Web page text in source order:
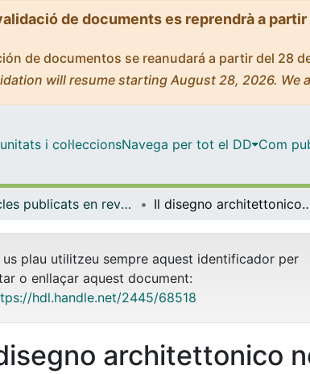
de documents es reprendrà a
de documentos se reanudará a partir del 28
will resume starting August 28, 2026. We
i col·leccionsNavega per tot el DD Com
Articles publicats en revistes (Història de l'Art) Il disegno architettonico nel Seicento
us plau utilitzeu sempre aquest identificador per
o enllaçar aquest document:
hdl.handle.net/2445/68518
architettonico